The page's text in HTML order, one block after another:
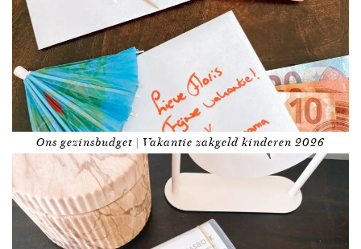
Ons gezinsbudget | Vakantie zakgeld kinderen 2026